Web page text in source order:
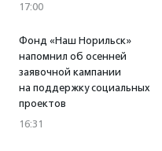
17:00
Фонд «Наш Норильск»
напомнил об осенней
заявочной кампании
на поддержку социальных
проектов
16:31